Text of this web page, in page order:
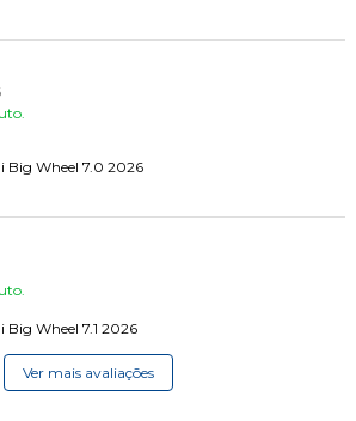
Big Wheel 7.0 2026
Wheel 7.1 2026
Ver mais avaliações